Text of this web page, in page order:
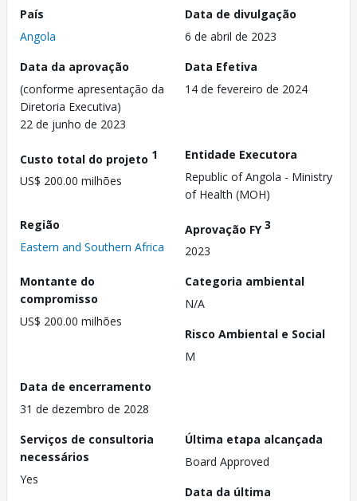
País
Angola
Data de divulgação
6 de abril de 2023
Data da aprovação
(conforme apresentação da
Diretoria Executiva)
22 de junho de 2023
Data Efetiva
14 de fevereiro de 2024
Custo total do projeto 1
US$ 200.00 milhões
Entidade Executora
Republic of Angola - Ministry
of Health (MOH)
Região
Eastern and Southern Africa
Aprovação FY3
2023
Montante do
compromisso
US$ 200.00 milhões
Categoria ambiental
N/A
Risco Ambiental e Social
M
Data de encerramento
31 de dezembro de 2028
Serviços de consultoria
necessários
Yes
Última etapa alcançada
Board Approved
Data da última